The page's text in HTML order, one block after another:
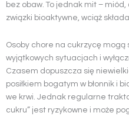
bez obaw. To jednak mit –
związki bioaktywne, wciąż
Osoby chore na cukrzycę mogą
wyjątkowych sytuacjach i
Czasem dopuszcza się
posiłkiem bogatym w błonnik i
we krwi. Jednak regularne
cukru” jest ryzykowne i może